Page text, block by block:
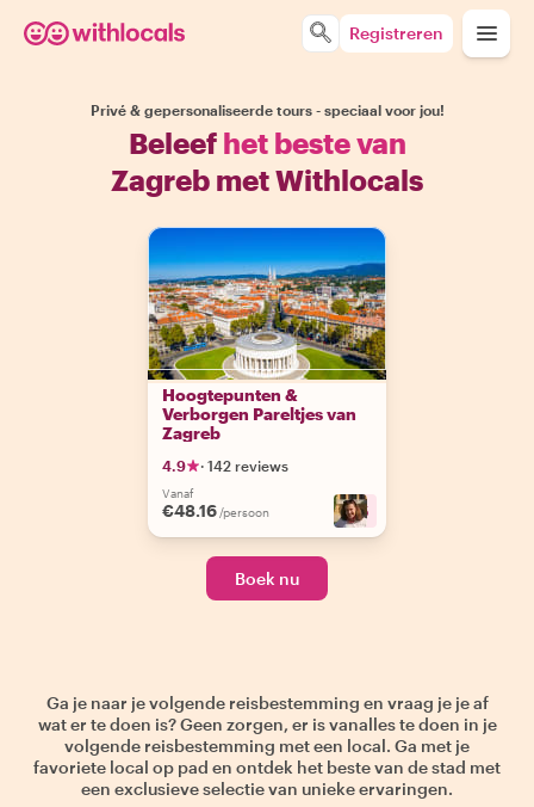
Registreren
Privé & gepersonaliseerde tours - speciaal voor jou!
Beleef het beste van
Zagreb met Withlocals
Hoogtepunten &
Verborgen Pareltjes van
Zagreb
4.9 · 142 reviews
Vanaf
€48.16 /persoon +5
Boek nu
Ga je naar je volgende reisbestemming en vraag je je af
wat er te doen is? Geen zorgen, er is vanalles te doen in je
volgende reisbestemming met een local. Ga met je
favoriete local op pad en ontdek het beste van de stad met
een exclusieve selectie van unieke ervaringen.